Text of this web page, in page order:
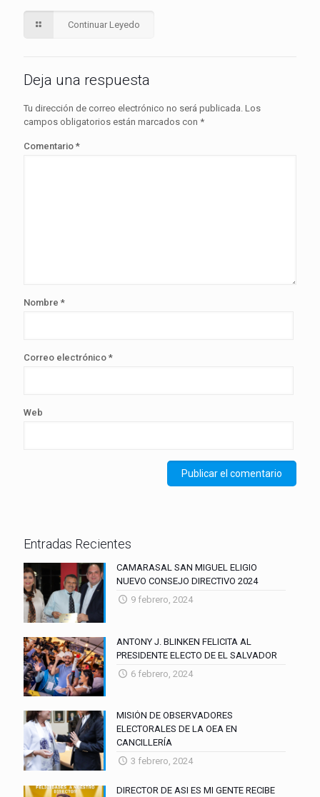
Continuar Leyedo
Deja una respuesta
Tu dirección de correo electrónico no será publicada. Los
campos obligatorios están marcados con *
Comentario *
Nombre *
Correo electrónico *
Web
Entradas Recientes
CAMARASAL SAN MIGUEL ELIGIO
NUEVO CONSEJO DIRECTIVO 2024
9 febrero, 2024
ANTONY J. BLINKEN FELICITA AL
PRESIDENTE ELECTO DE EL SALVADOR
6 febrero, 2024
MISIÓN DE OBSERVADORES
ELECTORALES DE LA OEA EN
CANCILLERÍA
3 febrero, 2024
DIRECTOR DE ASI ES MI GENTE RECIBE